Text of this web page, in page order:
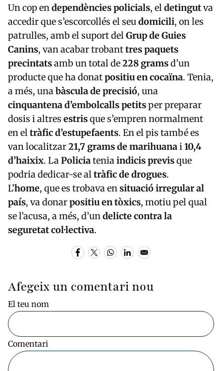
Un cop endependències policials, eldetingutva
accedir que s’escorcollés el seudomicili, on les
patrulles, amb el suport delGrup de Guies
Canins, van acabar trobanttres paquets
precintatsamb un total de228 gramsd’un
producte que ha donatpositiu en cocaïna. Tenia,
a més, unabàscula de precisió, una
cinquantena d’embolcalls petitsper preparar
dosis i altres estrisque s’empren normalment
en eltràfic d’estupefaents. En el pis també es
van localitzar21,7 grams de marihuanai10,4
d’haixix. LaPoliciateniaindicis previsque
podria dedicar-se altràfic de drogues.
L’home, que es trobava ensituació irregular al
país, va donarpositiu en tòxics, motiu pel qual
se l’acusa, a més, d’undelicte contra la
seguretat col·lectiva.
Afegeix un comentari nou
El teu nom
Comentari